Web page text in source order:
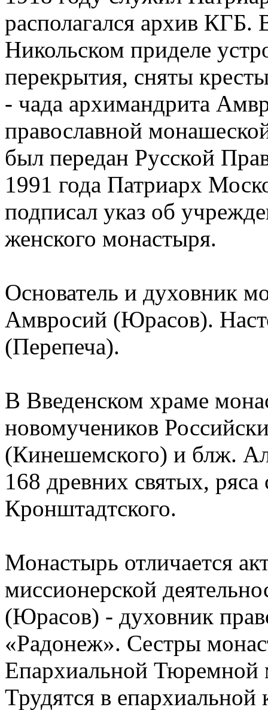
располагался архив КГБ.
Никольском приделе
перекрытия, сняты
- чада архимандрита
православной
был передан Русской
1991 года Патриарх
подписал указ об
женского монастыря.
Основатель и духовник
Амвросий (Юрасов).
(Перепеча).
В Введенском храме
новомучеников
(Кинешемского) и блж.
168 древних святых,
Кронштадтского.
Монастырь отличается
миссионерской
(Юрасов) - духовник
«Радонеж». Сестры
Епархиальной Тюремной
Трудятся в